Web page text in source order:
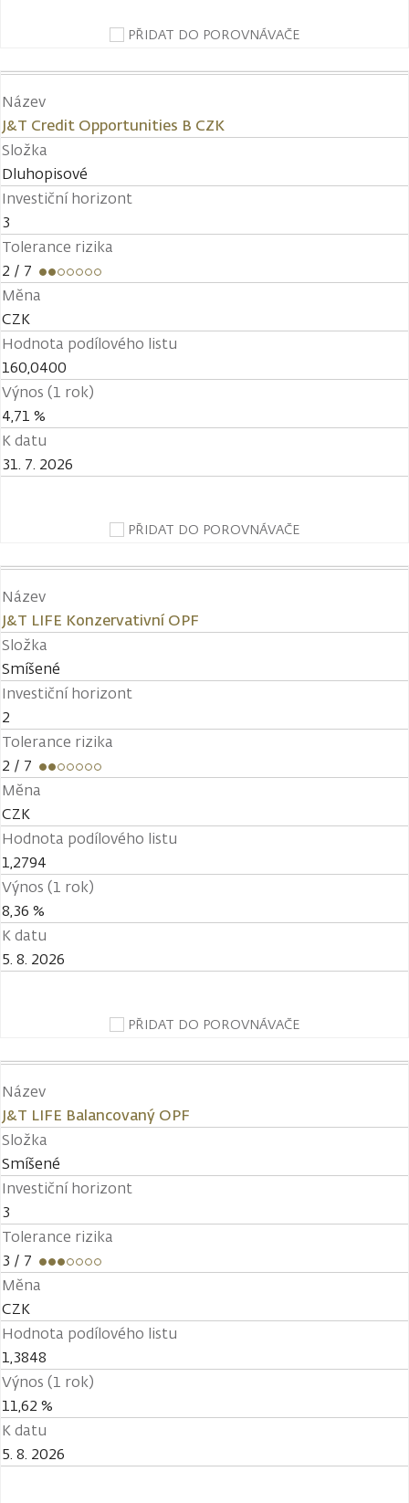
PŘIDAT DO POROVNÁVAČE
Název
J&T Credit Opportunities B CZK
Složka
Dluhopisové
Investiční horizont
3
Tolerance rizika
2 / 7
Měna
CZK
Hodnota podílového listu
160,0400
Výnos (1 rok)
4,71 %
K datu
31. 7. 2026
PŘIDAT DO POROVNÁVAČE
Název
J&T LIFE Konzervativní OPF
Složka
Smíšené
Investiční horizont
2
Tolerance rizika
2 / 7
Měna
CZK
Hodnota podílového listu
1,2794
Výnos (1 rok)
8,36 %
K datu
5. 8. 2026
PŘIDAT DO POROVNÁVAČE
Název
J&T LIFE Balancovaný OPF
Složka
Smíšené
Investiční horizont
3
Tolerance rizika
3 / 7
Měna
CZK
Hodnota podílového listu
1,3848
Výnos (1 rok)
11,62 %
K datu
5. 8. 2026